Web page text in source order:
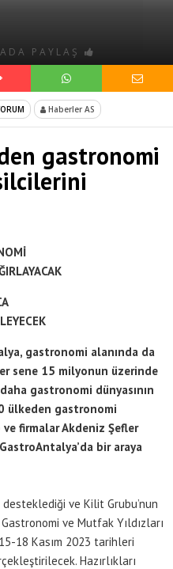
PAYLAŞ
Haberler AS
gastronomi
gastronomi alanında da
sene 15 milyonun üzerinde
gastronomi dünyasının
ülkeden gastronomi
firmalar Akdeniz Şefler
bir araya
ve Kilit Grubu’nun
ve Mutfak Yıldızları
18 Kasım 2023 tarihleri
Hazırlıkları